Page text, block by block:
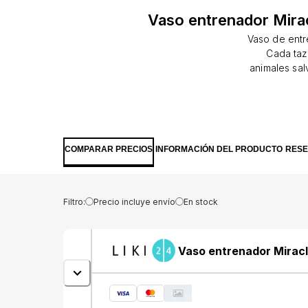
Vaso entrenador
Vaso de
Cada
animales
en
completo.
disfrutar
COMPARAR PRECIOS INFORMACIÓN DEL PRODUCTO
Filtro: Precio incluye envío En stock
Vaso entrenador